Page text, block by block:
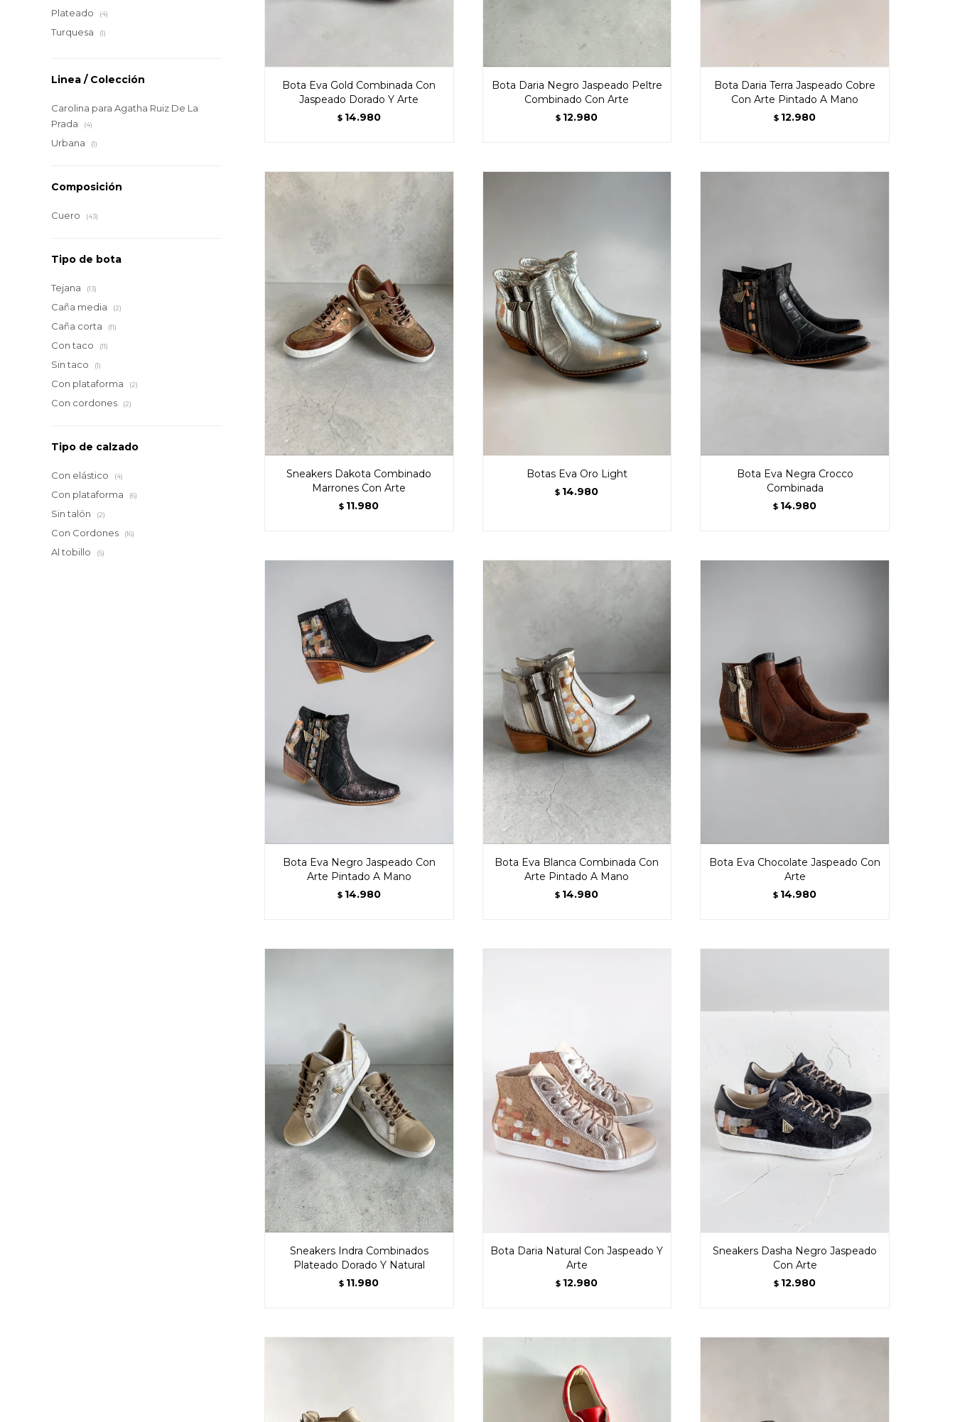
Bota Eva Gold Combinada Con
Jaspeado Dorado Y Arte
$ 14.980
Bota Daria Negro Jaspeado Peltre
Combinado Con Arte
$ 12.980
Bota Daria Terra Jaspeado Cobre
Con Arte Pintado A Mano
$ 12.980
Sneakers Dakota Combinado
Marrones Con Arte
$ 11.980
Botas Eva Oro Light
$ 14.980
Bota Eva Negra Crocco
Combinada
$ 14.980
Bota Eva Negro Jaspeado Con
Arte Pintado A Mano
$ 14.980
Bota Eva Blanca Combinada Con
Arte Pintado A Mano
$ 14.980
Bota Eva Chocolate Jaspeado Con
Arte
$ 14.980
Sneakers Indra Combinados
Plateado Dorado Y Natural
$ 11.980
Bota Daria Natural Con Jaspeado Y
Arte
$ 12.980
Sneakers Dasha Negro Jaspeado
Con Arte
$ 12.980
Plateado (4)
Turquesa (1)
Linea / Colección
Carolina para Agatha Ruiz De La
Prada
(4)
Urbana (1)
Composición
Cuero (43)
Tipo de bota
Tejana (13)
Caña media (2)
Caña corta (11)
Con taco (11)
Sin taco (1)
Con plataforma (2)
Con cordones (2)
Tipo de calzado
Con elástico (4)
Con plataforma (6)
Sin talón (2)
Con Cordones (16)
Al tobillo (5)